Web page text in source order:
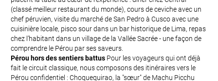
(classé meilleur restaurant du monde), cours de ceviche avec un
chef péruvien, visite du marché de San Pedro à Cusco avec une
cuisinière locale, pisco sour dans un bar historique de Lima, repas
chez l’habitant dans un village de la Vallée Sacrée - une façon de
comprendre le Pérou par ses saveurs.
Pérou hors des sentiers battus Pour les voyageurs qui ont déjà
fait le circuit classique, nous composons des itinéraires vers le
Pérou confidentiel : Choquequirao, la "sœur" de Machu Picchu